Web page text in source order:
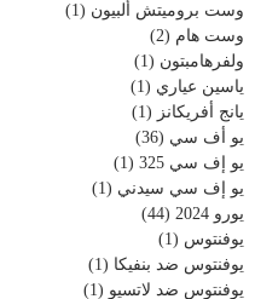
وست بروميتش ألبيون (1)
وست هام (2)
ولفرهامبتون (1)
ياسين عياري (1)
يانج أفريكانز (1)
يو أف سي (36)
يو إف سي 325
(1)
يو إف سي سيدني (1)
يورو 2024
(44)
يوفنتوس (1)
يوفنتوس ضد بنفيكا (1)
يوفنتوس ضد لاتسيو (1)